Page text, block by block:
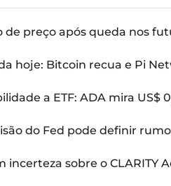
de preço após queda nos
hoje: Bitcoin recua e Pi
a ETF: ADA mira US$
do Fed pode definir rumo
incerteza sobre o CLARITY